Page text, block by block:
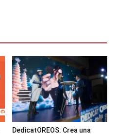
DedicatOREOS: Crea una